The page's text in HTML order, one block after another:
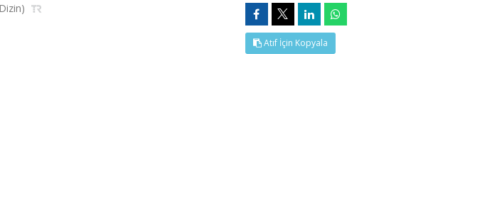
Atıf İçin Kopyala